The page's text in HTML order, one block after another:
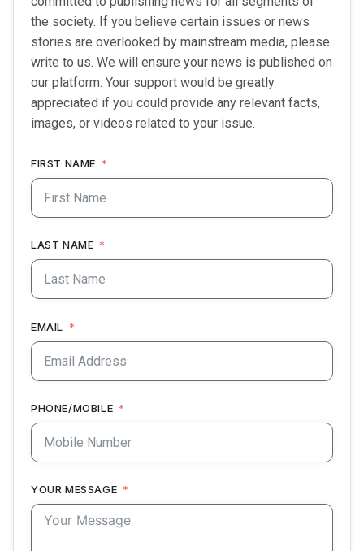
the society. If you believe certain issues or news
stories are overlooked by mainstream media, please
write to us. We will ensure your news is published on
our platform. Your support would be greatly
appreciated if you could provide any relevant facts,
images, or videos related to your issue.
FIRST NAME
LAST NAME
EMAIL
PHONE/MOBILE
YOUR MESSAGE